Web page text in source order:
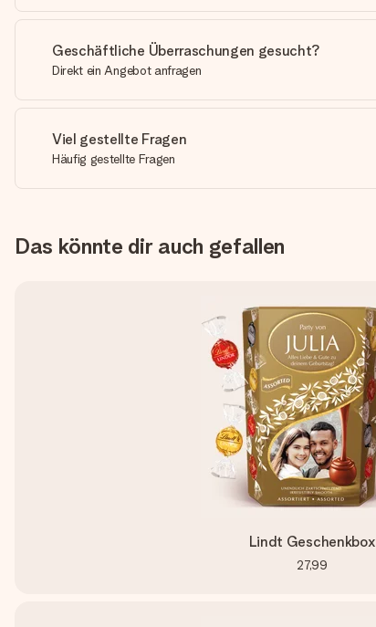
Geschäftliche Überraschungen gesucht?
Direkt ein Angebot anfragen
Viel gestellte Fragen
Häufig gestellte Fragen
Das könnte dir auch gefallen
Lindt Geschenkbox
27,99